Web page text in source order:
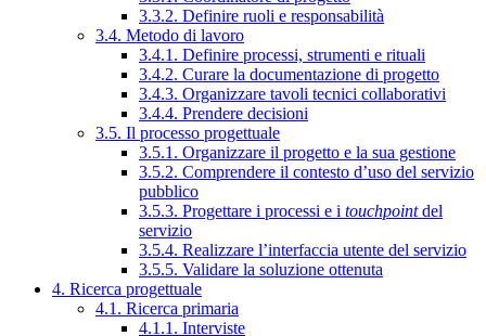
3.3.2. Definire ruoli e responsabilità
3.4. Metodo di lavoro
3.4.1. Definire processi, strumenti e rituali
3.4.2. Curare la documentazione di progetto
3.4.3. Organizzare tavoli tecnici collaborativi
3.4.4. Prendere decisioni
3.5. Il processo progettuale
3.5.1. Organizzare il progetto e la sua gestione
3.5.2. Comprendere il contesto d’uso del servizio
pubblico
3.5.3. Progettare i processi e i touchpointdel
servizio
3.5.4. Realizzare l’interfaccia utente del servizio
3.5.5. Validare la soluzione ottenuta
4. Ricerca progettuale
4.1. Ricerca primaria
4.1.1. Interviste